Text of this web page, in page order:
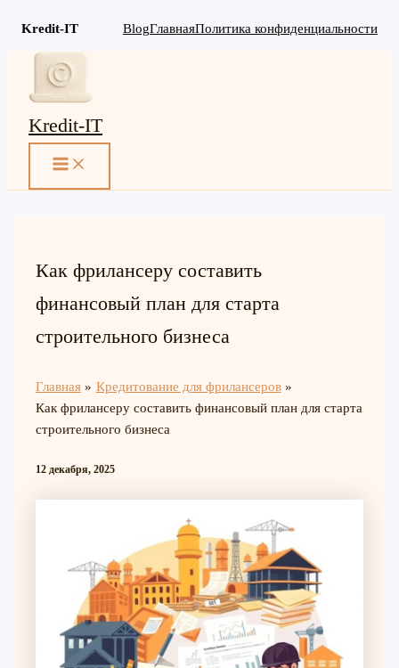
Kredit-IT BlogГлавнаяПолитика конфиденциальности
Перейти
содержимому
Kredit-IT
MAIN
Как фрилансеру составить
финансовый план для старта
строительного бизнеса
Главная
Кредитование для фрилансеров
Как фрилансеру составить финансовый план для старта
строительного бизнеса
12 декабря, 2025